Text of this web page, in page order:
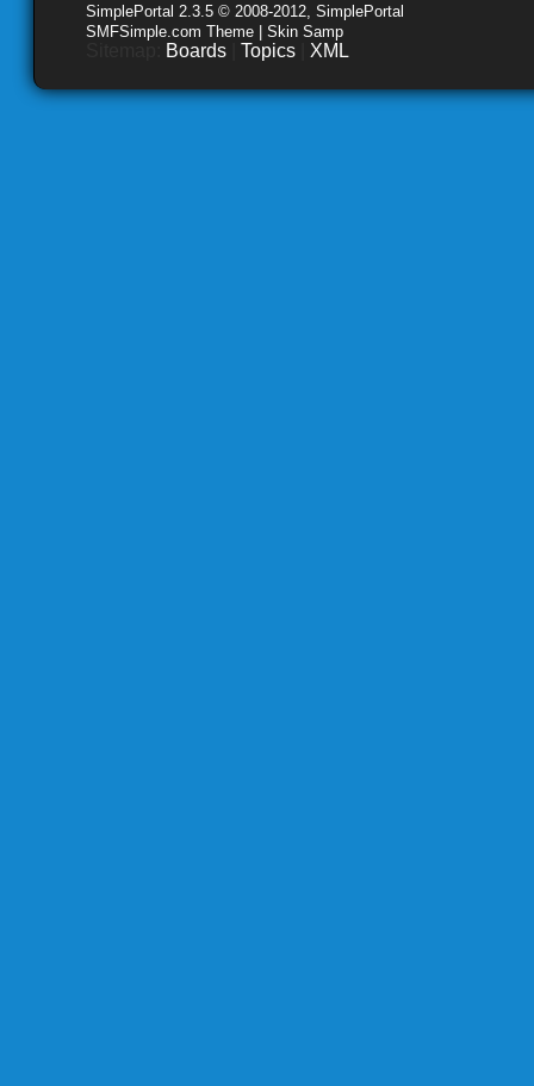
SimplePortal 2.3.5 © 2008-2012, SimplePortal
SMFSimple.com Theme | Skin Samp
Boards Topics XML